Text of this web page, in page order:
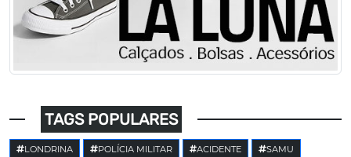
TAGS POPULARES
LONDRINA POLÍCIA MILITAR ACIDENTE SAMU